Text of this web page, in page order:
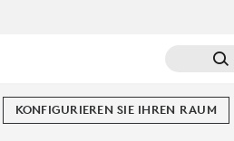
KONFIGURIEREN SIE IHREN RAUM